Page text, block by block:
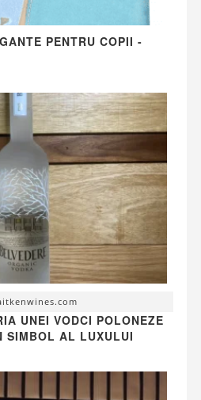
PENTRU COPII -
UNEI VODCI POLONEZE
SIMBOL AL LUXULUI